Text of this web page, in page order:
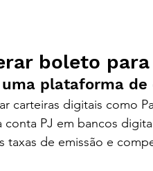
boleto
uma plataforma
carteiras digitais como
PJ em bancos
taxas de emissão e